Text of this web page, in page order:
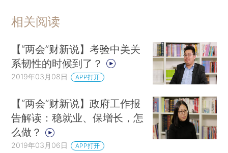
相关阅读
【“两会”财新说】考验中美关
系韧性的时候到了？
2019年03月08日 APP打开
【“两会”财新说】政府工作报
告解读：稳就业、保增长，怎
么做？
2019年03月06日 APP打开